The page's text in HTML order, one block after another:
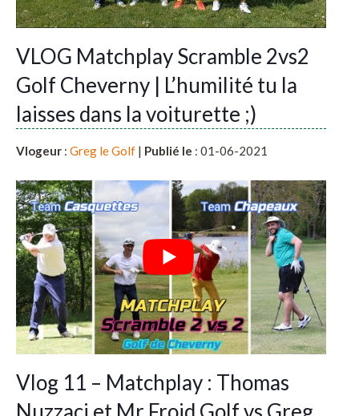
VLOG Matchplay Scramble 2vs2
Golf Cheverny | L’humilité tu la
laisses dans la voiturette ;)
Vlogeur : Greg le Golf | Publié le : 01-06-2021
Vlog 11 – Matchplay : Thomas